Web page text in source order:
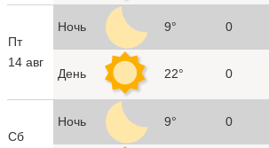
Пт
14 авг
Ночь 9° 0
День 22° 0
Сб
Ночь 9° 0